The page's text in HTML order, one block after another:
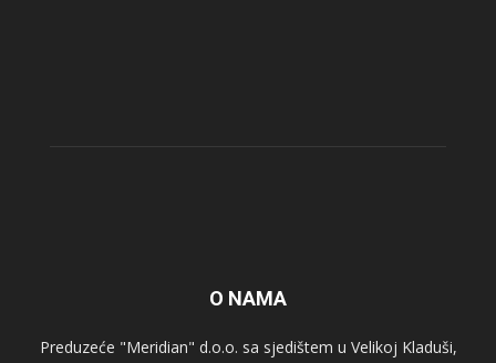
O NAMA
Preduzeće "Meridian" d.o.o. sa sjedištem u Velikoj Kladuši,